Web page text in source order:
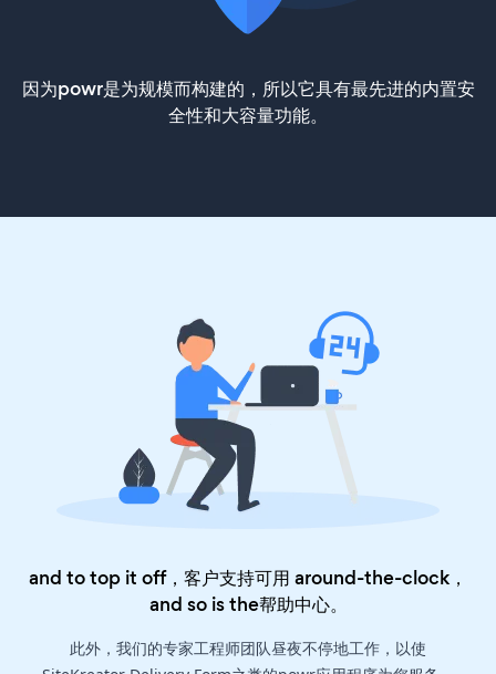
因为powr是为规模而构建的，所以它具有最先进的内置安
全性和大容量功能。
and to top it off，客户支持可用 around-the-clock，
and so is the帮助中心。
此外，我们的专家工程师团队昼夜不停地工作，以使